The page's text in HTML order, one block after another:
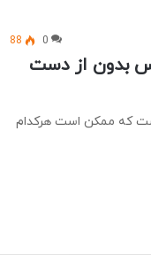
0
88
بدون از دست
که ممکن است هرکدام